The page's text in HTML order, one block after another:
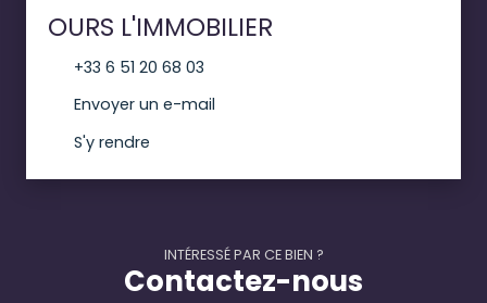
OURS L'IMMOBILIER
+33 6 51 20 68 03
Envoyer un e-mail
S'y rendre
INTÉRESSÉ PAR CE BIEN ?
Contactez-nous